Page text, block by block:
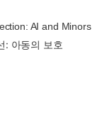
AI and Minors
: 아동의 보호